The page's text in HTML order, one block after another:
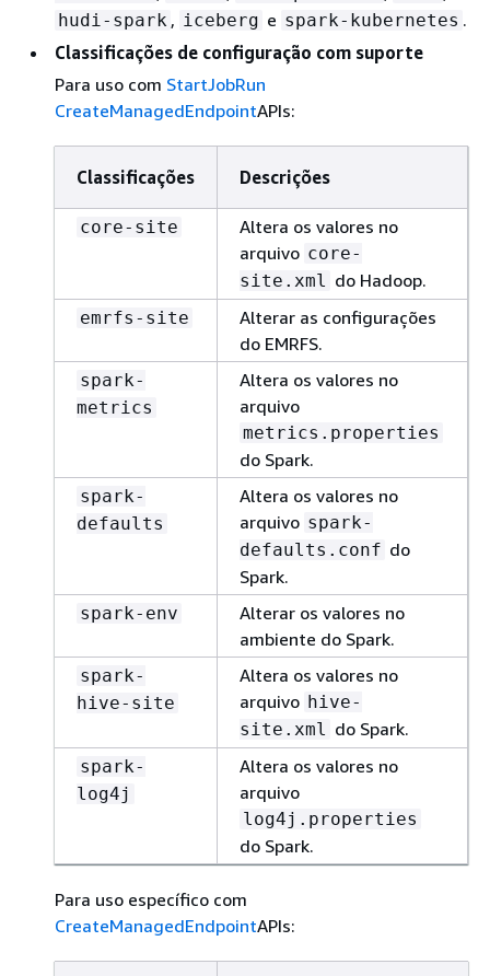
hudi-spark , iceberg e spark-kubernetes .
Classificações de configuração com suporte
Para uso com StartJobRun
CreateManagedEndpointAPIs:
Classificações Descrições
core-site
Altera os valores no
arquivo core-
site.xml do Hadoop.
emrfs-site
Alterar as configurações
do EMRFS.
spark-
metrics
Altera os valores no
arquivo
metrics.properties
do Spark.
spark-
defaults
Altera os valores no
arquivo spark-
defaults.conf do
Spark.
spark-env
Alterar os valores no
ambiente do Spark.
spark-
hive-site
Altera os valores no
arquivo hive-
site.xml do Spark.
spark-
log4j
Altera os valores no
arquivo
log4j.properties
do Spark.
Para uso específico com
CreateManagedEndpointAPIs: